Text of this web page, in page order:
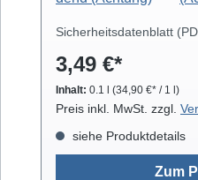
Laufwerkteilen,
arbeitet rückstandsfrei.
Sicherheitsdatenblatt
3,49 €*
Inhalt: 0.1 l (34,90 €* / 1 l)
Preis inkl. MwSt. zzgl.
siehe Produktdetails
Zum